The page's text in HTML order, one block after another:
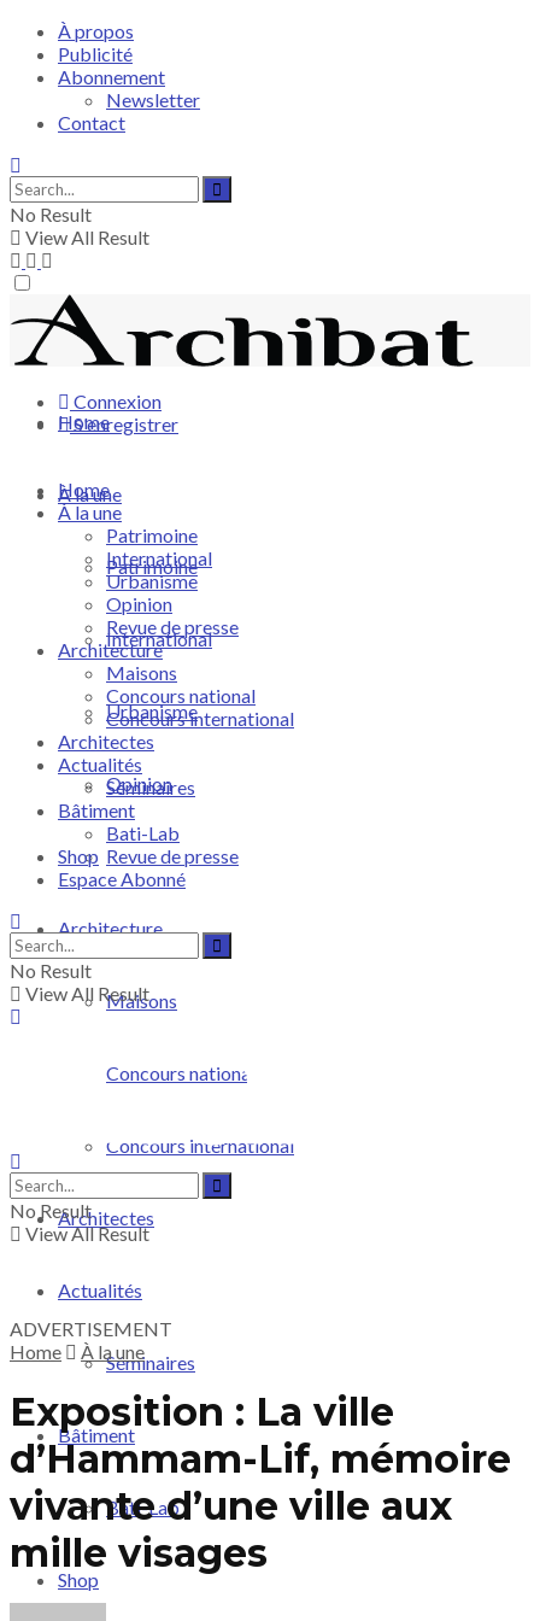
À propos
Publicité
Abonnement
Newsletter
Contact
No Result
View All Result
Connexion
S'enregistrer
Home
À la une
Patrimoine
International
Urbanisme
Opinion
Revue de presse
Architecture
Maisons
Concours national
Concours international
Architectes
Actualités
Séminaires
Bâtiment
Bati-Lab
Shop
Home
À la une
Patrimoine
International
Urbanisme
Opinion
Revue de presse
Architecture
Maisons
Concours national
Concours international
Architectes
Actualités
Séminaires
Bâtiment
Bati-Lab
Shop
Espace Abonné
No Result
View All Result
No Result
View All Result
ADVERTISEMENT
Home
À la une
Exposition : La ville
d’Hammam-Lif, mémoire
vivante d’une ville aux
mille visages